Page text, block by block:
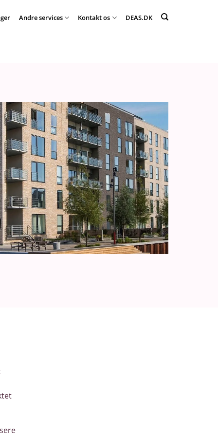
Andre services Kontakt os DEAS.DK